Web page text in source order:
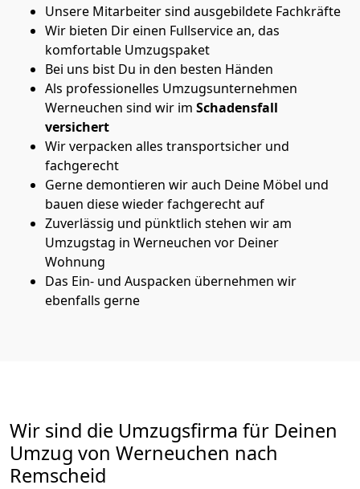
Unsere Mitarbeiter sind ausgebildete Fachkräfte
Wir bieten Dir einen Fullservice an, das
komfortable Umzugspaket
Bei uns bist Du in den besten Händen
Als professionelles Umzugsunternehmen
Werneuchen sind wir im Schadensfall
versichert
Wir verpacken alles transportsicher und
fachgerecht
Gerne demontieren wir auch Deine Möbel und
bauen diese wieder fachgerecht auf
Zuverlässig und pünktlich stehen wir am
Umzugstag in Werneuchen vor Deiner
Wohnung
Das Ein- und Auspacken übernehmen wir
ebenfalls gerne
Wir sind die Umzugsfirma für Deinen
Umzug von Werneuchen nach
Remscheid